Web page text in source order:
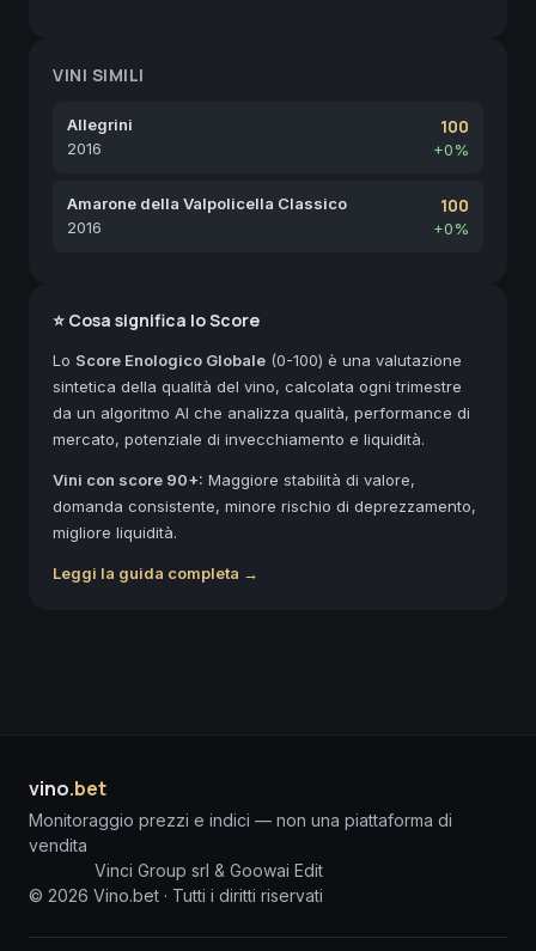
VINI SIMILI
Allegrini
2016
100
+0%
Amarone della Valpolicella Classico
2016
100
+0%
⭐ Cosa significa lo Score
Lo Score Enologico Globale (0-100) è una valutazione
sintetica della qualità del vino, calcolata ogni trimestre
da un algoritmo AI che analizza qualità, performance di
mercato, potenziale di invecchiamento e liquidità.
Vini con score 90+: Maggiore stabilità di valore,
domanda consistente, minore rischio di deprezzamento,
migliore liquidità.
Leggi la guida completa →
vino.bet
Monitoraggio prezzi e indici — non una piattaforma di
vendita
Vinci Group srl & Goowai Edit
© 2026 Vino.bet · Tutti i diritti riservati